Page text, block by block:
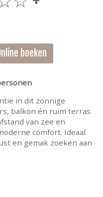
boeken
in dit zonnige
balkon én ruim terras
van zee en
comfort. Ideaal
en gemak zoeken aan
met zonnig